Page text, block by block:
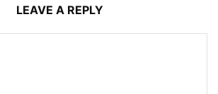
LEAVE A REPLY